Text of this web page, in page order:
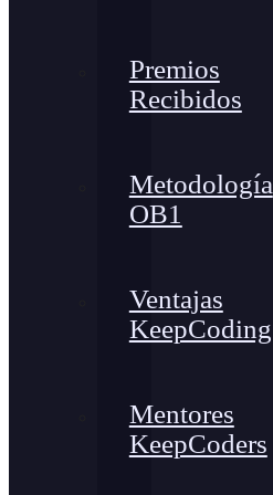
Premios
Recibidos
Metodología
OB1
Ventajas
KeepCoding
Mentores
KeepCoders